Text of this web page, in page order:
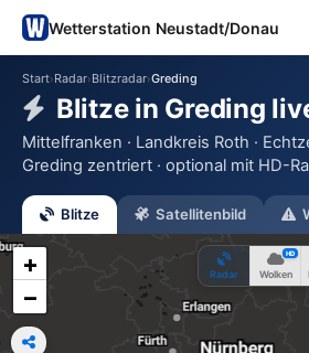
Wetterstation Neustadt/Donau
Start›Radar›Blitzradar›Greding
Blitze in Greding
Mittelfranken · Landkreis Roth ·
Greding zentriert · optional mit HD-
Blitze Satellitenbild
Radar Wolken
HD
+
−